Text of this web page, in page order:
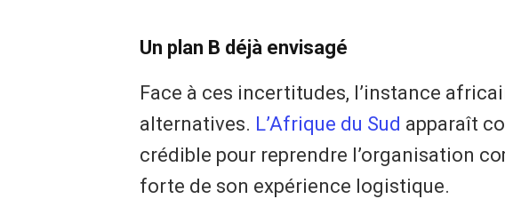
Un plan B déjà envisagé
Face à ces incertitudes, l’instance
alternatives. L’Afrique du Sud apparaît
crédible pour reprendre l’organisation
forte de son expérience logistique.